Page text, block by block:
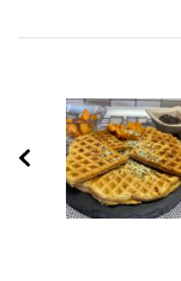
Navigation